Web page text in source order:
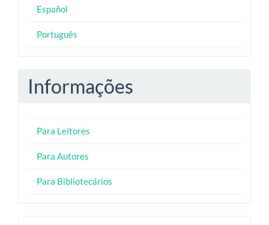
Español
Português
Informações
Para Leitores
Para Autores
Para Bibliotecários